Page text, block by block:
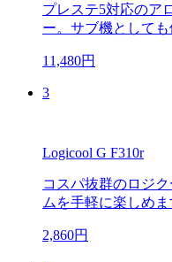
プレステ5対応のア
ー。サブ機としても
11,480円
3
Logicool G F310r
コスパ抜群のロジ
ムを手軽に楽しめま
2,860円